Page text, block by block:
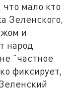
мало кто
Зеленского,
и
народ
"частное
фиксирует,